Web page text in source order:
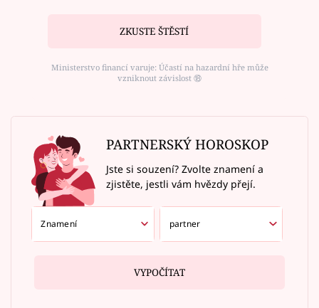
ZKUSTE ŠTĚSTÍ
Ministerstvo financí varuje: Účastí na hazardní hře může
vzniknout závislost ⑱
PARTNERSKÝ HOROSKOP
Jste si souzení? Zvolte znamení a
zjistěte, jestli vám hvězdy přejí.
VYPOČÍTAT